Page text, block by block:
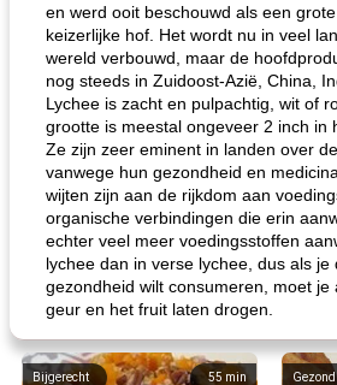
en werd ooit beschouwd als een
keizerlijke hof. Het wordt nu in veel
wereld verbouwd, maar de
nog steeds in Zuidoost-Azië, China,
Lychee is zacht en pulpachtig, wit of
grootte is meestal ongeveer 2 inch in
Ze zijn zeer eminent in landen over
vanwege hun gezondheid en
wijten zijn aan de rijkdom aan
organische verbindingen die erin
echter veel meer voedingsstoffen
lychee dan in verse lychee, dus als je
gezondheid wilt consumeren, moet je
geur en het fruit laten drogen.
55 min
Bijgerecht Gezond